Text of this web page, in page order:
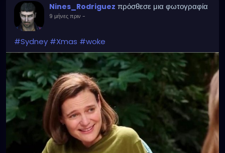
Nines_Rodriguez πρόσθεσε μια φωτογραφία
9 μήνες πριν -
#Sydney #Xmas #woke